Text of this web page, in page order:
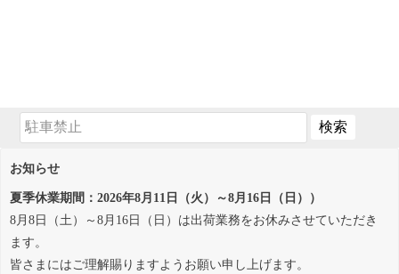
お知らせ
夏季休業期間：2026年8月11日（火）～8月16日（日））
8月8日（土）～8月16日（日）は出荷業務をお休みさせていただき
ます。
皆さまにはご理解賜りますようお願い申し上げます。